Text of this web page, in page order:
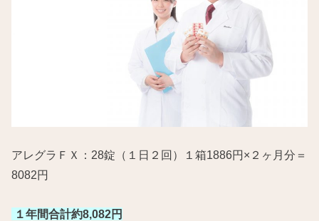
アレグラＦＸ：28錠（１日２回）１箱1886円×２ヶ月分＝
8082円
１年間合計約8,082円